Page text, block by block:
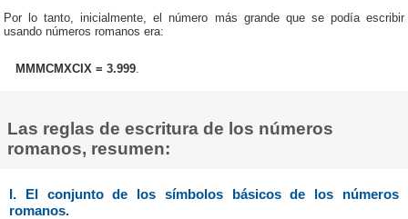
Por lo tanto, inicialmente, el número más grande que se podía escribir
usando números romanos era:
MMMCMXCIX = 3.999
Las reglas de escritura de los números
romanos, resumen:
I. El conjunto de los símbolos básicos de los números
romanos.